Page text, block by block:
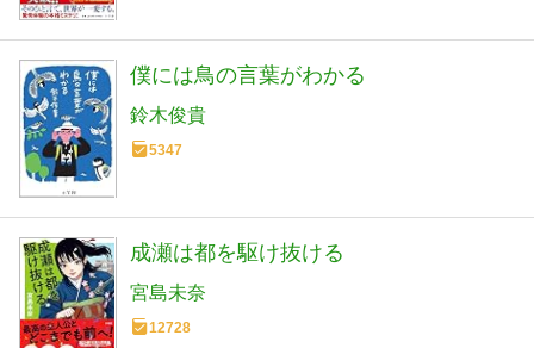
僕には鳥の言葉がわかる
鈴木俊貴
5347
成瀬は都を駆け抜ける
宮島未奈
12728